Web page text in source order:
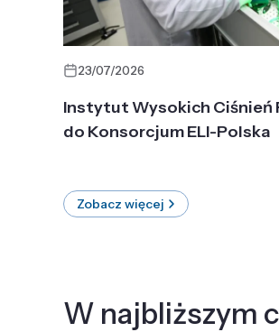
23/07/2026
Instytut Wysokich Ciśnień
do Konsorcjum ELI-Polska
Zobacz więcej
W najbliższym